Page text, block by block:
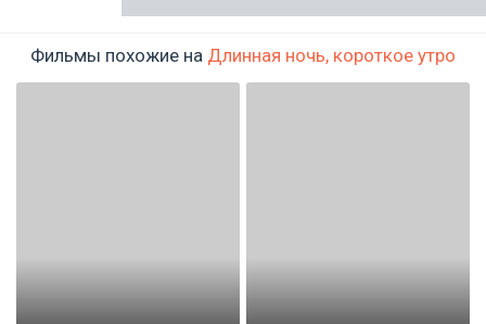
Фильмы похожие на Длинная ночь, короткое утро